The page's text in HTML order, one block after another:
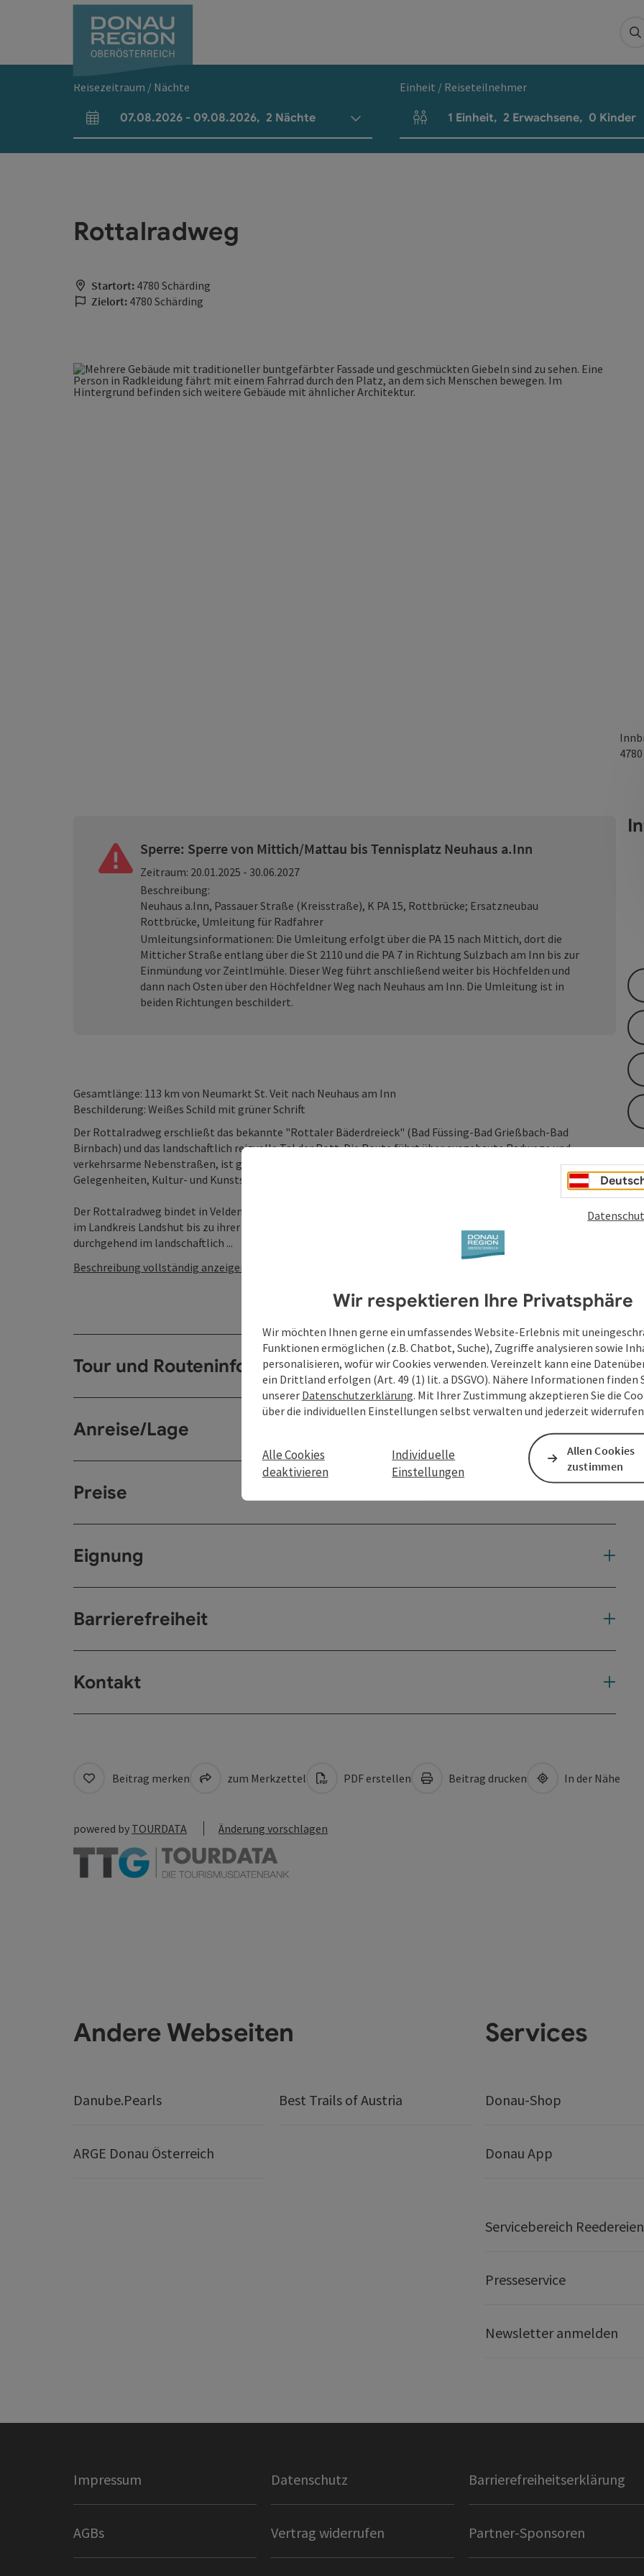
Reisezeitraum / Nächte
An- und Abreisefelder
07.08.2026 - 09.08.2026, 2 Nächte
Einheit / Reiseteilnehmer
Einheitenanzahl und Personenfelder
1 Einheit, 2 Erwachsene, 0 Kinder
Rottalradweg
Startort: 4780 Schärding
Zielort: 4780 Schärding
4780
Sperre: Sperre von Mittich/Mattau bis Tennisplatz Neuhaus a.Inn
Zeitraum: 20.01.2025 - 30.06.2027
Beschreibung:
Neuhaus a.Inn, Passauer Straße (Kreisstraße), K PA 15, Rottbrücke; Ersatzneubau
Rottbrücke, Umleitung für Radfahrer
Umleitungsinformationen: Die Umleitung erfolgt über die PA 15 nach Mittich, dort die
Mitticher Straße entlang über die St 2110 und die PA 7 in Richtung Sulzbach am Inn bis zur
Einmündung vor Zeintlmühle. Dieser Weg führt anschließend weiter bis Höchfelden und
dann nach Osten über den Höchfeldner Weg nach Neuhaus am Inn. Die Umleitung ist in
beiden Richtungen beschildert.
Gesamtlänge: 113 km von Neumarkt St. Veit nach Neuhaus am Inn
Beschilderung: Weißes Schild mit grüner Schrift
Der Rottalradweg erschließt das bekannte "Rottaler Bäderdreieck" (Bad Füssing-Bad Grießbach-Bad
Birnbach) und das landschaftlich reizvolle Tal der Rott. Die Route führt über ausgebaute Radwege und
verkehrsarme Nebenstraßen, ist gut beschildert, verläuft parallel zum Fluss und bietet zahlreiche
Gelegenheiten, Kultur- und Kunstschätze dieser Region kennen zu lernen.
Der Rottalradweg bindet in Velden an den Vilstalradweg an und führt von der Quelle der Rott bei Wurmsham
im Landkreis Landshut bis zu ihrer Mündung in den Inn bei Neuhaus a.Inn im Landkreis Passau nahezu
durchgehend im landschaftlich ...
Beschreibung vollständig anzeigen
Tour und Routeninformationen
Anreise/Lage
Preise
Eignung
Barrierefreiheit
Kontakt
Beitrag merken zum Merkzettel PDF erstellen Beitrag drucken In der Nähe
powered by TOURDATA Änderung vorschlagen
Andere Webseiten
Danube.Pearls Best Trails of Austria
ARGE Donau Österreich
Services
Donau-Shop
Donau App
Servicebereich Reedereien
Presseservice
Newsletter anmelden
Impressum Datenschutz Barrierefreiheitserklärung
AGBs Vertrag widerrufen Partner-Sponsoren
Wir respektieren Ihre Privatsphäre
Wir möchten Ihnen gerne ein umfassendes Website-Erlebnis mit
Funktionen ermöglichen (z.B. Chatbot, Suche), Zugriffe analysieren sowie
personalisieren, wofür wir Cookies verwenden. Vereinzelt kann eine
ein Drittland erfolgen (Art. 49 (1) lit. a DSGVO). Nähere Informationen finden
unserer Datenschutzerklärung. Mit Ihrer Zustimmung akzeptieren Sie die
über die individuellen Einstellungen selbst verwalten und jederzeit
Alle Cookies
deaktivieren
Individuelle
Einstellungen
Allen Cookies
zustimmen